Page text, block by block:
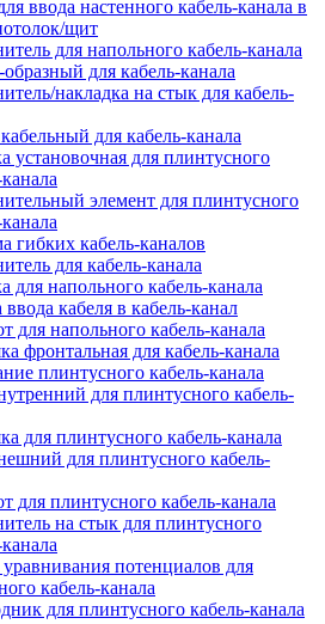
ввода настенного кабель-канала в
щит
для напольного кабель-канала
для кабель-канала
накладка на стык для кабель-
для кабель-канала
установочная для плинтусного
элемент для плинтусного
гибких кабель-каналов
для кабель-канала
для напольного кабель-канала
кабеля в кабель-канал
для напольного кабель-канала
фронтальная для кабель-канала
плинтусного кабель-канала
для плинтусного кабель-
для плинтусного кабель-канала
для плинтусного кабель-
для плинтусного кабель-канала
на стык для плинтусного
уравнивания потенциалов для
кабель-канала
для плинтусного кабель-канала